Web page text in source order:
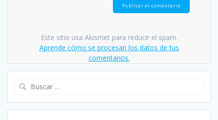
Este sitio usa Akismet para reducir el spam.
Aprende cómo se procesan los datos de tus
comentarios.